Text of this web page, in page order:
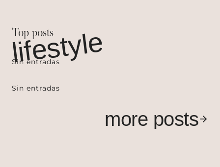
Top posts
lifestyle
Sin entradas
Sin entradas
more posts